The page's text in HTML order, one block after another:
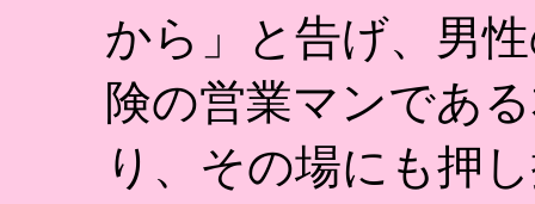
から」と告げ、男
険の営業マンであ
り、その場にも押